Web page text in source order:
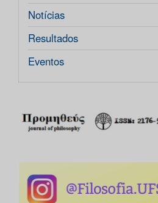
Notícias
Resultados
Eventos